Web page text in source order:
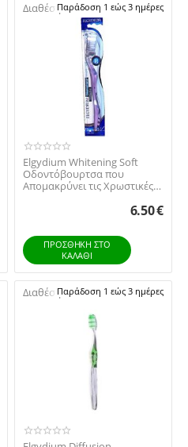
Διαθέσιμο:Παράδοση 1 εώς 3 ημέρες
Elgydium Whitening Soft
Οδοντόβουρτσα που
Απομακρύνει τις Χρωστικές
6.50€
ΠΡΟΣΘΉΚΗ ΣΤΟ
ΚΑΛΆΘΙ
Διαθέσιμο:Παράδοση 1 εώς 3 ημέρες